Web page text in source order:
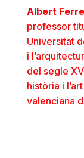
Albert
professor
Universitat
i
del segle
història i
valenciana